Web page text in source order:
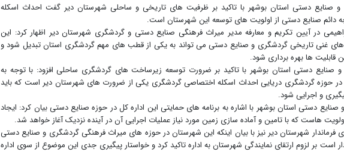
صنایع دستی استان بوشهر با تاکید بر ظرفیت های تاریخی و ساحلی شهرستان دیر گفت احداث اسکله
دائم صنایع دستی از اولویت های توسعه این شهرستان است.
در آیین تکریم و معارفه مدیر میراث فرهنگی صنایع دستی و گردشگری شهرستان دیر اظهار کرد: این
های غنی تاریخی گردشگری و صنایع دستی می تواند به یکی از قطب های مهم گردشگری استان تبدیل شود و
قابلیت ها بهره برداری شود.
صنایع دستی استان بوشهر با تاکید بر ضرورت توسعه زیرساخت های گردشگری ساحلی افزود: با توجه به
حوزه گردشگری دریایی احداث اسکله اختصاصی گردشگری یکی از ضرورت های شهرستان دیر است که باید
و اجرایی شود.
دستی استان بوشهر با اشاره به برنامه های حمایتی این اداره کل در حوزه صنایع دستی بیان کرد: ایجاد
هاست که با تامین و آماده سازی زمین مورد نیاز عملیات اجرایی آن در آینده نزدیک آغاز خواهد شد.
شهرستان دیر نیز با بیان اینکه این شهرستان در حوزه های میراث فرهنگی گردشگری و صنایع دستی
است بر لزوم ارتقای نمایندگی شهرستان به اداره تاکید کرد و خواستار پیگیری جدی این موضوع از سوی اداره